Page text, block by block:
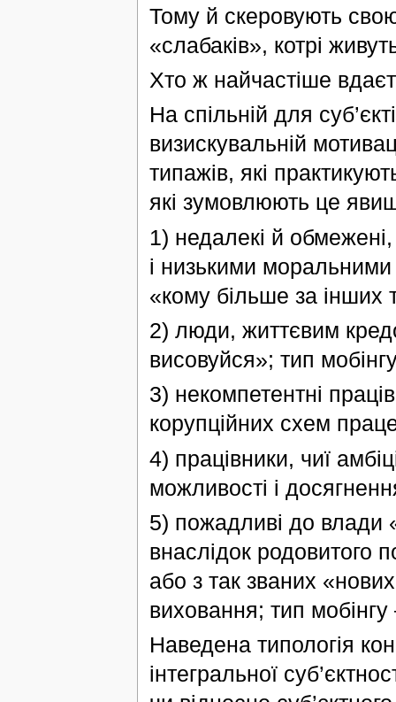
Тому й скеровують
«слабаків», котрі
Хто ж найчастіше
На спільній для
визискувальній
типажів, які
які зумовлюють це
1) недалекі й
і низькими
«кому більше за інших
2) люди, життєвим
висовуйся»; тип
3) некомпетентні
корупційних схем
4) працівники, чиї
можливості і
5) пожадливі до влади
внаслідок родовитого
або з так званих
виховання; тип мобінгу
Наведена типологія
інтегральної